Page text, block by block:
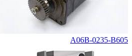
A06B-0235-B605